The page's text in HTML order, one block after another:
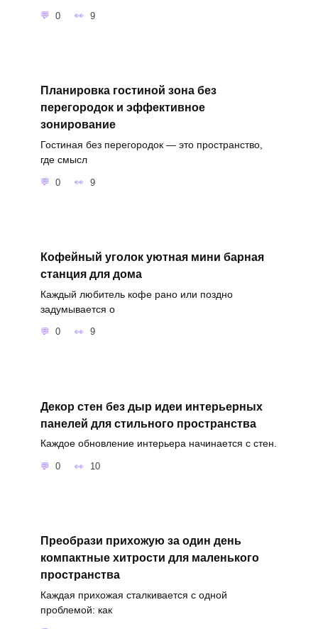
0 9
Планировка гостиной зона без
перегородок и эффективное
зонирование
Гостиная без перегородок — это пространство,
где смысл
0 9
Кофейный уголок уютная мини барная
станция для дома
Каждый любитель кофе рано или поздно
задумывается о
0 9
Декор стен без дыр идеи интерьерных
панелей для стильного пространства
Каждое обновление интерьера начинается с стен.
0 10
Преобрази прихожую за один день
компактные хитрости для маленького
пространства
Каждая прихожая сталкивается с одной
проблемой: как